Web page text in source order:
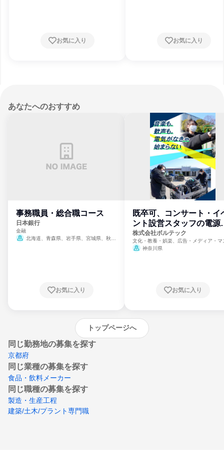
お気に入り お気に入り
あなたへのおすすめ
事務職員・総合職コース
日本銀行
金融
北海道、青森県、岩手県、宮城県、秋田
崎県、熊本県、大分県、宮崎県、鹿児島県、
お気に入り
既卒可、コンサート・イ
ント設営スタッフの電源
門
株式会社ボルテック
文化・教養・娯楽、広告・メディア・マ
ミ、電力・ガス・水道・エネルギー
神奈川県
お気に入り
トップページへ
同じ勤務地の募集を探す
京都府
同じ業種の募集を探す
食品・飲料メーカー
同じ職種の募集を探す
製造・生産工程
建築/土木/プラント専門職